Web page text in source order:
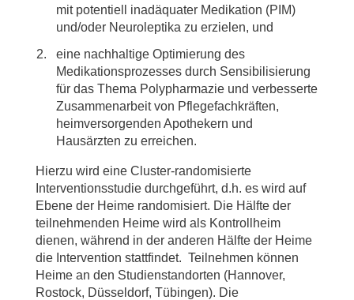
mit potentiell inadäquater Medikation (PIM)
und/oder Neuroleptika zu erzielen, und
eine nachhaltige Optimierung des
Medikationsprozesses durch Sensibilisierung
für das Thema Polypharmazie und verbesserte
Zusammenarbeit von Pflegefachkräften,
heimversorgenden Apothekern und
Hausärzten zu erreichen.
Hierzu wird eine Cluster-randomisierte
Interventionsstudie durchgeführt, d.h. es wird auf
Ebene der Heime randomisiert. Die Hälfte der
teilnehmenden Heime wird als Kontrollheim
dienen, während in der anderen Hälfte der Heime
die Intervention stattfindet. Teilnehmen können
Heime an den Studienstandorten (Hannover,
Rostock, Düsseldorf, Tübingen). Die